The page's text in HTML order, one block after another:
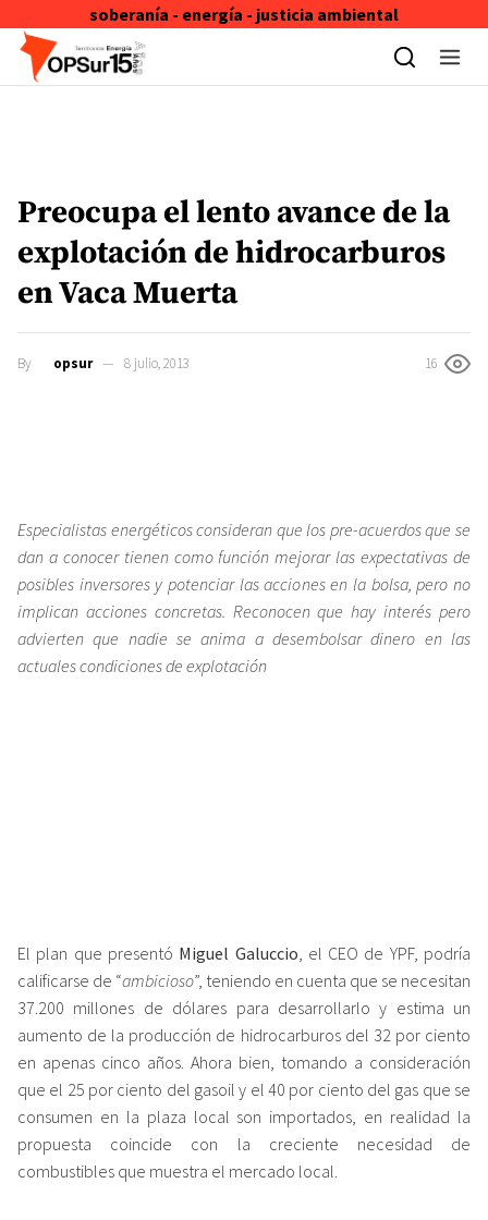
soberanía - energía - justicia ambiental
Skip to content
Preocupa el lento avance de la
explotación de hidrocarburos
en Vaca Muerta
By opsur 8 julio, 2013 16
Especialistas energéticos consideran que los pre-acuerdos que se
dan a conocer tienen como función mejorar las expectativas de
posibles inversores y potenciar las acciones en la bolsa, pero no
implican acciones concretas. Reconocen que hay interés pero
advierten que nadie se anima a desembolsar dinero en las
actuales condiciones de explotación
El plan que presentó Miguel Galuccio , el CEO de YPF, podría
calificarse de “ambicioso”, teniendo en cuenta que se necesitan
37.200 millones de dólares para desarrollarlo y estima un
aumento de la producción de hidrocarburos del 32 por ciento
en apenas cinco años. Ahora bien, tomando a consideración
que el 25 por ciento del gasoil y el 40 por ciento del gas que se
consumen en la plaza local son importados, en realidad la
propuesta coincide con la creciente necesidad de
combustibles que muestra el mercado local.